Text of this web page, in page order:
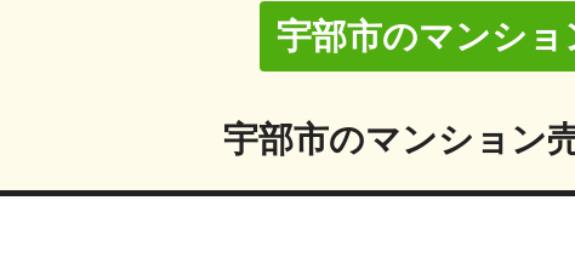
宇部市のマンショ
宇部市のマンション